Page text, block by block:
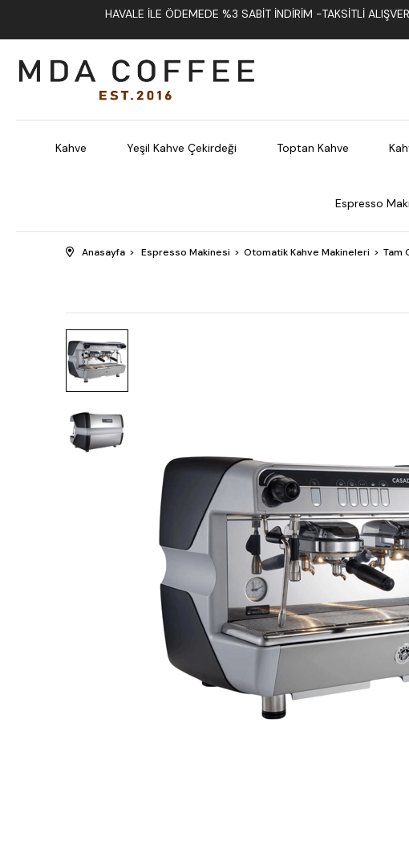
HAVALE İLE ÖDEMEDE %3 SABIT İNDIRIM -TAKSITLI
Kahve Yeşil Kahve Çekirdeği Toptan Kahve
Espresso
Anasayfa Espresso Makinesi Otomatik Kahve Makineleri Tam